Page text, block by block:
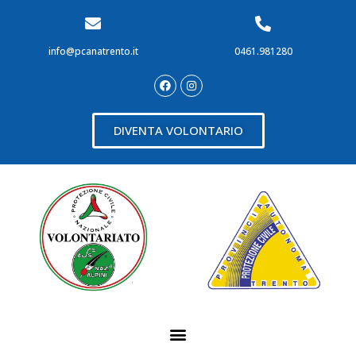
info@pcanatrento.it 0461.981280
DIVENTA VOLONTARIO